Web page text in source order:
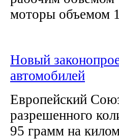
моторы объемом
Новый
автомобилей
Европейский
разрешенного
95 грамм на